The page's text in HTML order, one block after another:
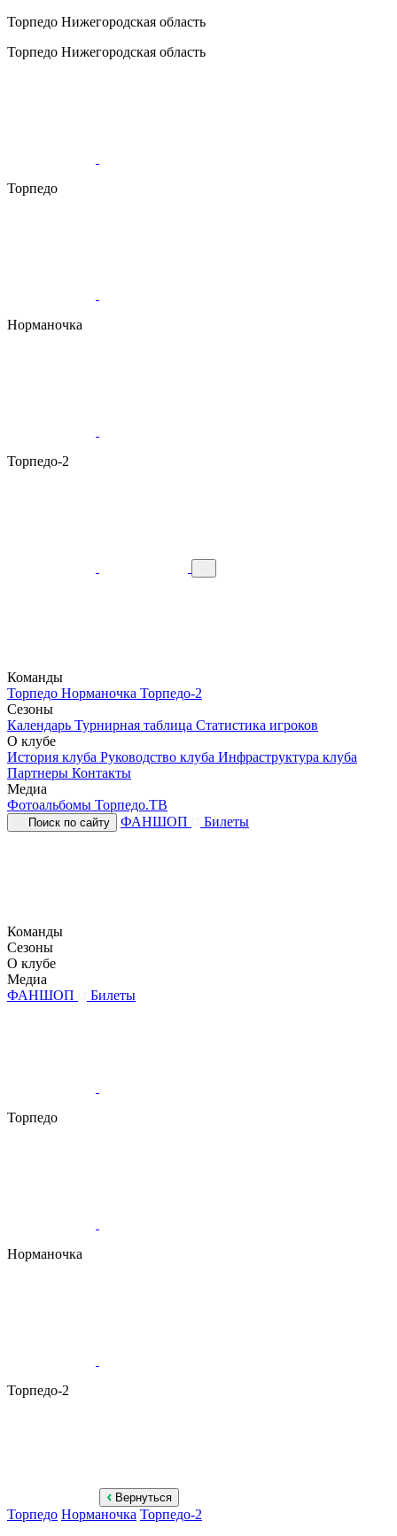
Торпедо Нижегородская область
Торпедо Нижегородская область
Торпедо
Норманочка
Торпедо-2
Команды
Торпедо Норманочка Торпедо-2
Сезоны
Календарь Турнирная таблица Статистика игроков
О клубе
История клуба Руководство клуба Инфраструктура клуба
Партнеры Контакты
Медиа
Фотоальбомы Торпедо.ТВ
Поиск по сайту ФАНШОП Билеты
Команды
Сезоны
О клубе
Медиа
ФАНШОП
Билеты
Торпедо
Норманочка
Торпедо-2
Вернуться
Торпедо Норманочка Торпедо-2